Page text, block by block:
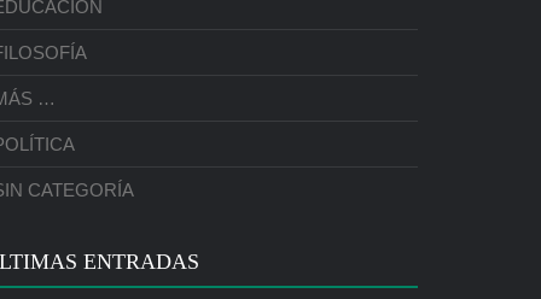
…
CATEGORÍA
ENTRADAS